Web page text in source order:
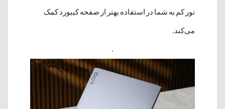
نور کم به شما در استفاده بهتر از صفحه کیبورد کمک
می‌کند.
.